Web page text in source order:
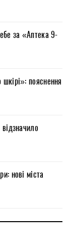
за «Аптека 9-
пояснення
нові міста